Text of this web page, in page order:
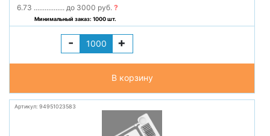
6.73 ................. до 3000 руб.?
Минимальный заказ: 1000 шт.
- +
В корзину
Артикул: 94951023583